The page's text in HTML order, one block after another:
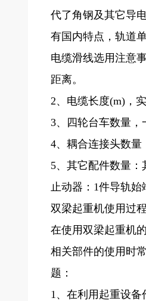
代了角钢及其它导
有国内特点，轨道
电缆滑线选用注意
距离。
2、电缆长度(m)，
3、四轮台车数量
4、耦合连接头数量
5、其它配件数量
止动器：1件导轨始
双梁起重机使用过
在使用双梁起重机
相关部件的使用时
题：
1、在利用起重设